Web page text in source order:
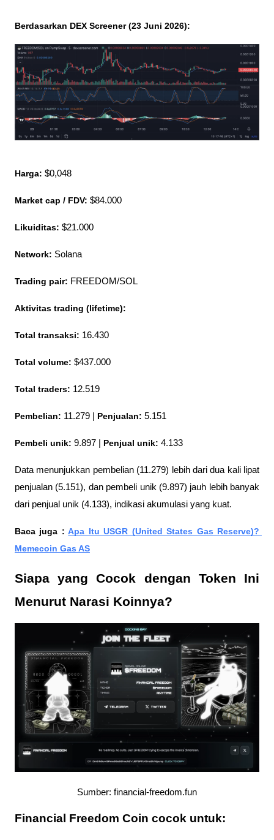
Berdasarkan DEX Screener (23 Juni 2026):
Harga: $0,048
Market cap / FDV: $84.000
Likuiditas: $21.000
Network: Solana
Trading pair: FREEDOM/SOL
Aktivitas trading (lifetime):
Total transaksi: 16.430
Total volume: $437.000
Total traders: 12.519
Pembelian: 11.279 | Penjualan: 5.151
Pembeli unik: 9.897 | Penjual unik: 4.133
Data menunjukkan pembelian (11.279) lebih dari dua kali lipat
penjualan (5.151), dan pembeli unik (9.897) jauh lebih banyak
dari penjual unik (4.133), indikasi akumulasi yang kuat.
Baca juga : Apa Itu USGR (United States Gas Reserve)?
Memecoin Gas AS
Siapa yang Cocok dengan Token Ini
Menurut Narasi Koinnya?
Sumber: financial-freedom.fun
Financial Freedom Coin cocok untuk: